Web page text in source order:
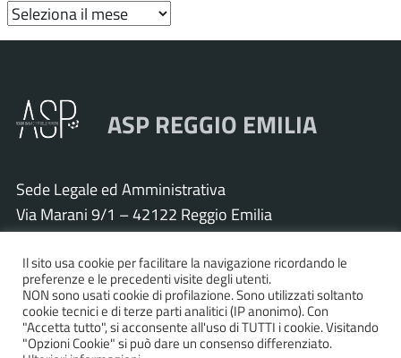
Archivi
ASP REGGIO EMILIA
Sede Legale ed Amministrativa
Via Marani 9/1 – 42122 Reggio Emilia
Tel. 0522 571011 – Fax 0522 571030
Cod. Fisc. e P.IVA 01925120352
PEC:asp.re@pcert.postecert.it
E-mail:info@asp.re.it
Il sito usa cookie per facilitare la navigazione ricordando le
preferenze e le precedenti visite degli utenti.
NON sono usati cookie di profilazione. Sono utilizzati soltanto
cookie tecnici e di terze parti analitici (IP anonimo). Con
"Accetta tutto", si acconsente all'uso di TUTTI i cookie. Visitando
"Opzioni Cookie" si può dare un consenso differenziato.